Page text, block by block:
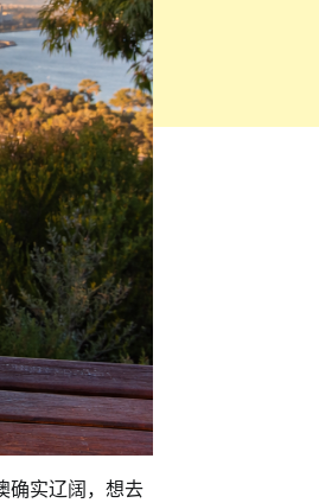
确实辽阔，想去